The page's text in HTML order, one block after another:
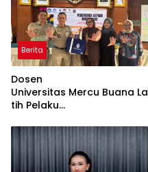
Berita
Dosen
Universitas Mercu Buana La
tih Pelaku
Lewat Kemasan